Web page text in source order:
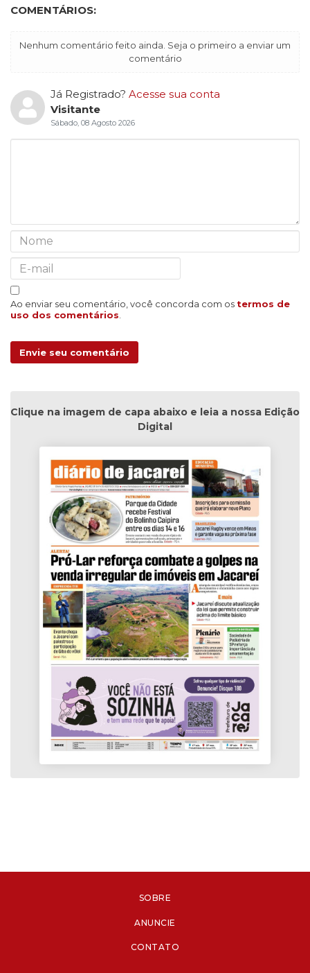
COMENTÁRIOS:
Nenhum comentário feito ainda. Seja o primeiro a enviar um
comentário
Já Registrado? Acesse sua conta
Visitante
Sábado, 08 Agosto 2026
Ao enviar seu comentário, você concorda com os termos de
uso dos comentários
Envie seu comentário
Clique na imagem de capa abaixo e leia a nossa Edição
Digital
SOBRE
ANUNCIE
CONTATO